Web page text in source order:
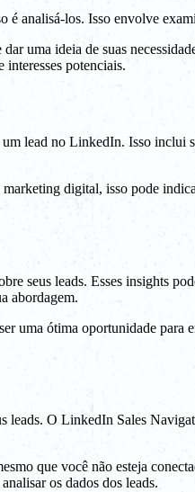
analisá-los. Isso envolve
uma ideia de suas
potenciais.
lead no LinkedIn. Isso inclui
digital, isso pode
seus leads. Esses insights
abordagem.
uma ótima oportunidade
leads. O LinkedIn Sales
que você não esteja
os dados dos leads.